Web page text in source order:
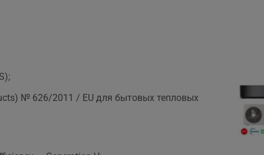
№ 626/2011 / EU для бытовых тепловых